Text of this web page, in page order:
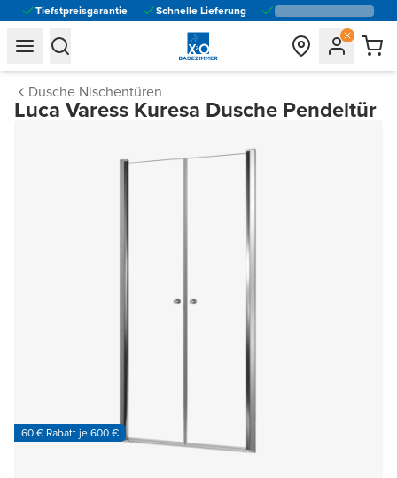
Tiefstpreisgarantie Schnelle Lieferung
general.navigation.toggle_menu.label
general.navigation.toggle_menu.label
Dusche Nischentüren
Luca Varess Kuresa Dusche Pendeltür
60 € Rabatt je 600 €